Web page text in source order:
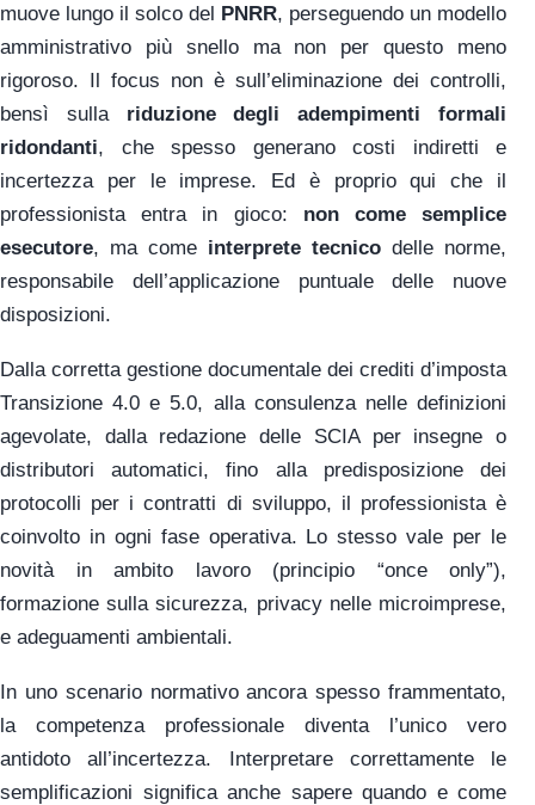
muove lungo il solco del PNRR, perseguendo un modello
amministrativo più snello ma non per questo meno
rigoroso. Il focus non è sull’eliminazione dei controlli,
bensì sulla riduzione degli adempimenti formali
ridondanti, che spesso generano costi indiretti e
incertezza per le imprese. Ed è proprio qui che il
professionista entra in gioco: non come semplice
esecutore, ma come interprete tecnico delle norme,
responsabile dell’applicazione puntuale delle nuove
disposizioni.
Dalla corretta gestione documentale dei crediti d’imposta
Transizione 4.0 e 5.0, alla consulenza nelle definizioni
agevolate, dalla redazione delle SCIA per insegne o
distributori automatici, fino alla predisposizione dei
protocolli per i contratti di sviluppo, il professionista è
coinvolto in ogni fase operativa. Lo stesso vale per le
novità in ambito lavoro (principio “once only”),
formazione sulla sicurezza, privacy nelle microimprese,
e adeguamenti ambientali.
In uno scenario normativo ancora spesso frammentato,
la competenza professionale diventa l’unico vero
antidoto all’incertezza. Interpretare correttamente le
semplificazioni significa anche sapere quando e come